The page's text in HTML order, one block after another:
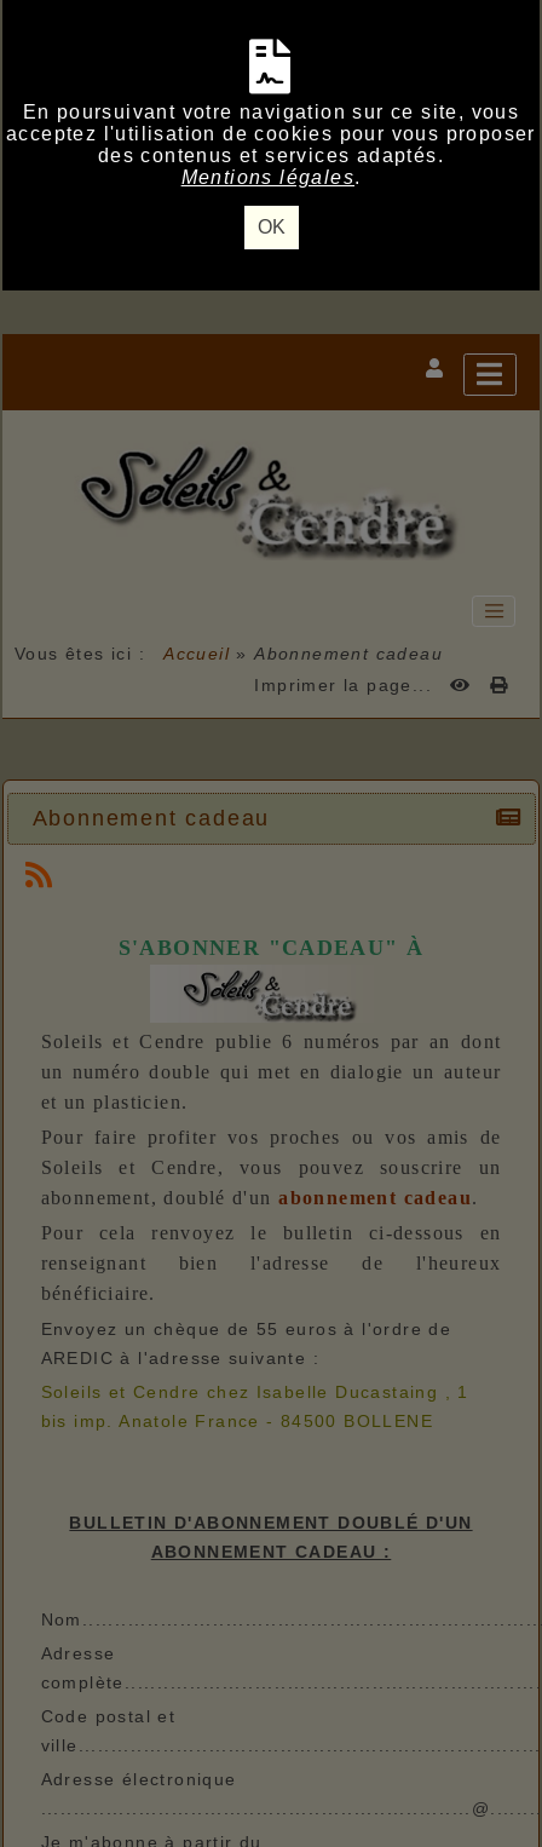
En poursuivant votre navigation sur ce site, vous
acceptez l'utilisation de cookies pour vous proposer
des contenus et services adaptés.
Mentions légales.
OK
Vous êtes ici : Accueil »Abonnement cadeau
Imprimer la page...
Abonnement cadeau
S'ABONNER "CADEAU" À
Soleils et Cendre publie 6 numéros par an dont
un numéro double qui met en dialogie un auteur
et un plasticien.
Pour faire profiter vos proches ou vos amis de
Soleils et Cendre, vous pouvez souscrire un
abonnement, doublé d'unabonnement cadeau.
Pour cela renvoyez le bulletin ci-dessous en
renseignant bien l'adresse de l'heureux
bénéficiaire.
Envoyez un chèque de 55 euros à l'ordre de
AREDIC à l'adresse suivante :
Soleils et Cendre chez Isabelle Ducastaing , 1
bis imp. Anatole France - 84500 BOLLENE
BULLETIN D'ABONNEMENT DOUBLÉ D'UN
ABONNEMENT CADEAU :
Adresse
Code postal et
Adresse électronique
Je m'abonne à partir du